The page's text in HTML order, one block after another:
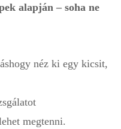
alapján – soha ne
néz ki egy kicsit,
megtenni.